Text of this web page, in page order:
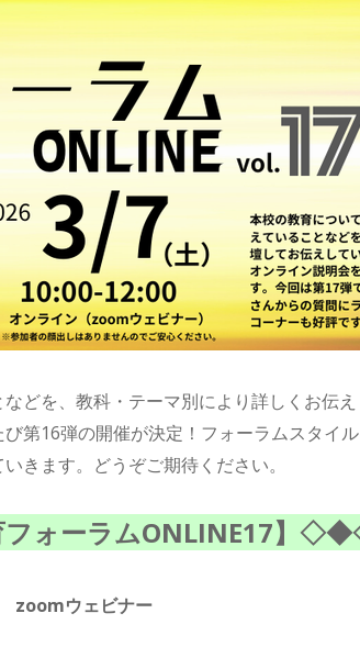
どを、教科・テーマ別により詳しくお伝
第16弾の開催が決定！フォーラムスタイ
きます。どうぞご期待ください。
ォーラムONLINE17】
zoomウェビナー